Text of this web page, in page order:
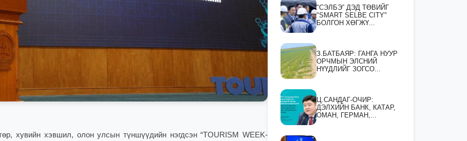
хувийн хэвшил, олон улсын түншүүдийн нэгдсэн “TOURISM WEEK-
"СЭЛБЭ” ДЭД ТӨВИЙГ
"SMART SELBE CITY"
БОЛГОН ХӨГЖҮ...
З.БАТБАЯР: ГАНГА НУУР
ОРЧМЫН ЭЛСНИЙ
НҮҮДЛИЙГ ЗОГСО...
Ц.САНДАГ-ОЧИР:
ДЭЛХИЙН БАНК, КАТАР,
ОМАН, ГЕРМАН,...